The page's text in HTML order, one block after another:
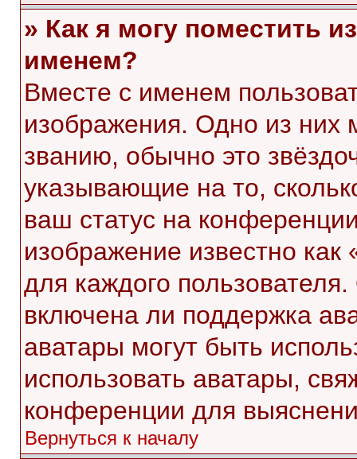
» Как я могу поместить
именем?
Вместе с именем
изображения. Одно из них
званию, обычно это
указывающие на то,
ваш статус на
изображение известно
для каждого
включена ли поддержка
аватары могут быть
использовать аватары,
конференции для
Вернуться к началу